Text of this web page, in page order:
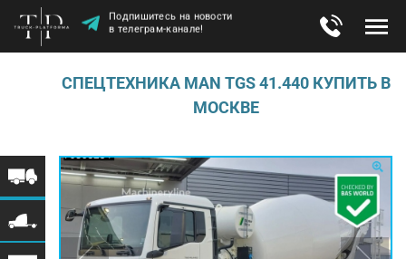
Подпишитесь на новости
в телеграм-канале!
СПЕЦТЕХНИКА MAN TGS 41.440 КУПИТЬ В
МОСКВЕ